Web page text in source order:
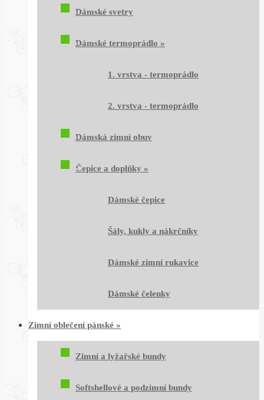
Dámské svetry
Dámské termoprádlo »
1. vrstva - termoprádlo
2. vrstva - termoprádlo
Dámská zimní obuv
Čepice a doplňky »
Dámské čepice
Šály, kukly a nákrčníky
Dámské zimní rukavice
Dámské čelenky
Zimní oblečení pánské »
Zimní a lyžařské bundy
Softshellové a podzimní bundy